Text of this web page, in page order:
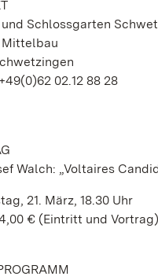
Schlossgarten
Mittelbau
02.12 88 28
Walch: „Voltaires
21. März, 18.30 Uhr
€ (Eintritt und Vortrag)